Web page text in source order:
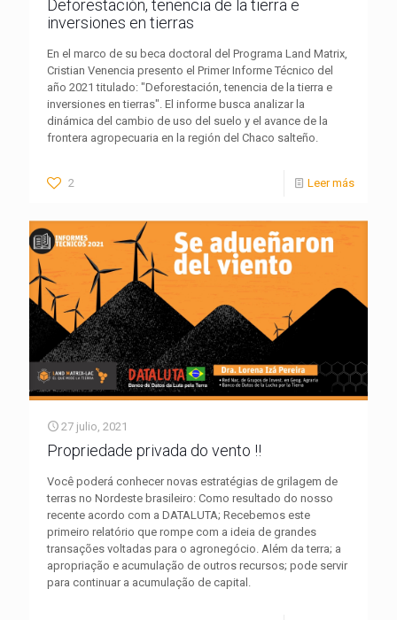
Deforestación, tenencia de la tierra e
inversiones en tierras
En el marco de su beca doctoral del Programa Land Matrix,
Cristian Venencia presento el Primer Informe Técnico del
año 2021 titulado: "Deforestación, tenencia de la tierra e
inversiones en tierras". El informe busca analizar la
dinámica del cambio de uso del suelo y el avance de la
frontera agropecuaria en la región del Chaco salteño.
2 Leer más
27 julio, 2021
Propriedade privada do vento !!
Você poderá conhecer novas estratégias de grilagem de
terras no Nordeste brasileiro: Como resultado do nosso
recente acordo com a DATALUTA; Recebemos este
primeiro relatório que rompe com a ideia de grandes
transações voltadas para o agronegócio. Além da terra; a
apropriação e acumulação de outros recursos; pode servir
para continuar a acumulação de capital.